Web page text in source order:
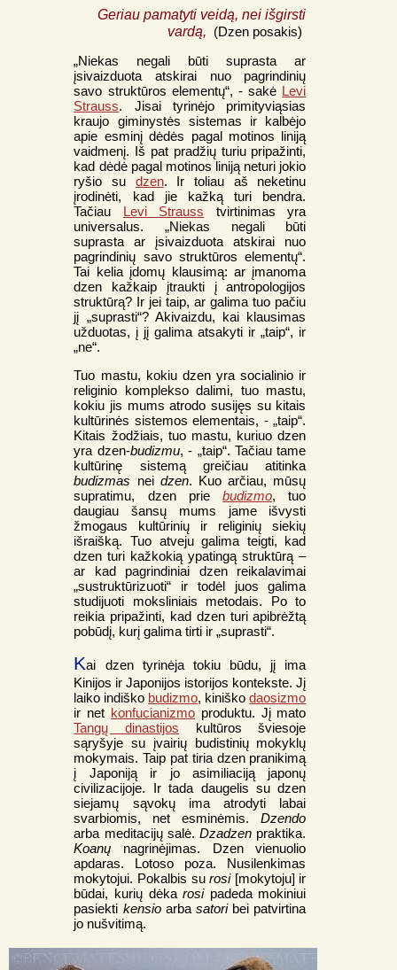
Geriau pamatyti veidą, nei išgirsti
vardą,
(Dzen posakis)
„Niekas negali būti suprasta ar
įsivaizduota atskirai nuo pagrindinių
savo struktūros elementų“, - sakė Levi
Strauss. Jisai tyrinėjo primityviąsias
kraujo giminystės sistemas ir kalbėjo
apie esminį dėdės pagal motinos liniją
vaidmenį. Iš pat pradžių turiu pripažinti,
kad dėdė pagal motinos liniją neturi jokio
ryšio su dzen. Ir toliau aš neketinu
įrodinėti, kad jie kažką turi bendra.
Tačiau Levi Strauss tvirtinimas yra
universalus. „Niekas negali būti
suprasta ar įsivaizduota atskirai nuo
pagrindinių savo struktūros elementų“.
Tai kelia įdomų klausimą: ar įmanoma
dzen kažkaip įtraukti į antropologijos
struktūrą? Ir jei taip, ar galima tuo pačiu
jį „suprasti“? Akivaizdu, kai klausimas
užduotas, į jį galima atsakyti ir „taip“, ir
„ne“.
Tuo mastu, kokiu dzen yra socialinio ir
religinio komplekso dalimi, tuo mastu,
kokiu jis mums atrodo susijęs su kitais
kultūrinės sistemos elementais, - „taip“.
Kitais žodžiais, tuo mastu, kuriuo dzen
yra dzen-budizmu, - „taip“. Tačiau tame
kultūrinę sistemą greičiau atitinka
budizmas nei dzen. Kuo arčiau, mūsų
supratimu, dzen priebudizmo, tuo
daugiau šansų mums jame išvysti
žmogaus kultūrinių ir religinių siekių
išraišką. Tuo atveju galima teigti, kad
dzen turi kažkokią ypatingą struktūrą –
ar kad pagrindiniai dzen reikalavimai
„sustruktūrizuoti“ ir todėl juos galima
studijuoti moksliniais metodais. Po to
reikia pripažinti, kad dzen turi apibrėžtą
pobūdį, kurį galima tirti ir „suprasti“.
Kai dzen tyrinėja tokiu būdu, jį ima
Kinijos ir Japonijos istorijos kontekste. Jį
laiko indiško budizmo, kiniškodaosizmo
ir net konfucianizmo produktu. Jį mato
Tangų dinastijos kultūros šviesoje
sąryšyje su įvairių budistinių mokyklų
mokymais. Taip pat tiria dzen pranikimą
į Japoniją ir jo asimiliaciją japonų
civilizacijoje. Ir tada daugelis su dzen
siejamų sąvokų ima atrodyti labai
svarbiomis, net esminėmis.Dzendo
arba meditacijų salė.Dzadzen praktika.
Koanų nagrinėjimas. Dzen vienuolio
apdaras. Lotoso poza. Nusilenkimas
mokytojui. Pokalbis surosi[mokytoju] ir
būdai, kurių dėkarosipadeda mokiniui
pasiekti kensioarbasatoribei patvirtina
jo nušvitimą.